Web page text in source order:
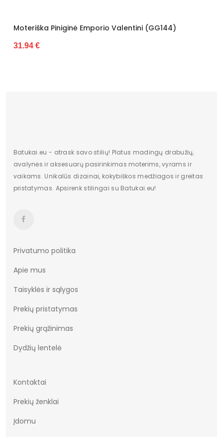
Piniginė Emporio Valentini (GG144)
Batukai.eu - atrask savo stilių! Platus madingų drabužių,
avalynės ir aksesuarų pasirinkimas moterims, vyrams ir
vaikams. Unikalūs dizainai, kokybiškos medžiagos ir greitas
pristatymas. Apsirenk stilingai su Batukai.eu!
Privatumo politika
Apie mus
Taisyklės ir sąlygos
Prekių pristatymas
Prekių grąžinimas
Dydžių lentelė
Kontaktai
Prekių ženklai
Įdomu